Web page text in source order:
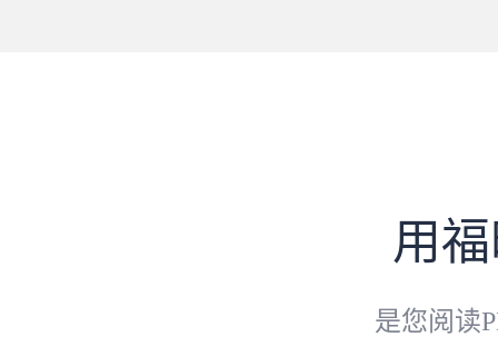
用
是您阅读